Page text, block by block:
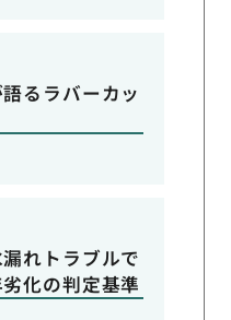
るラバーカッ
れトラブルで
化の判定基準